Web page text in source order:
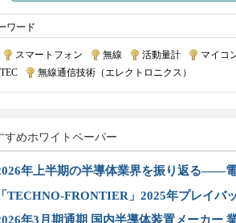
ワード
スマートフォン 無線 活動量計 マイコ
無線通信技術（エレクトロニクス）
すめホワイトペーパー
年上半期の半導体業界を振り返る――
「TECHNO-FRONTIER」2025年プレイバ
年3月期通期 国内半導体装置メーカー